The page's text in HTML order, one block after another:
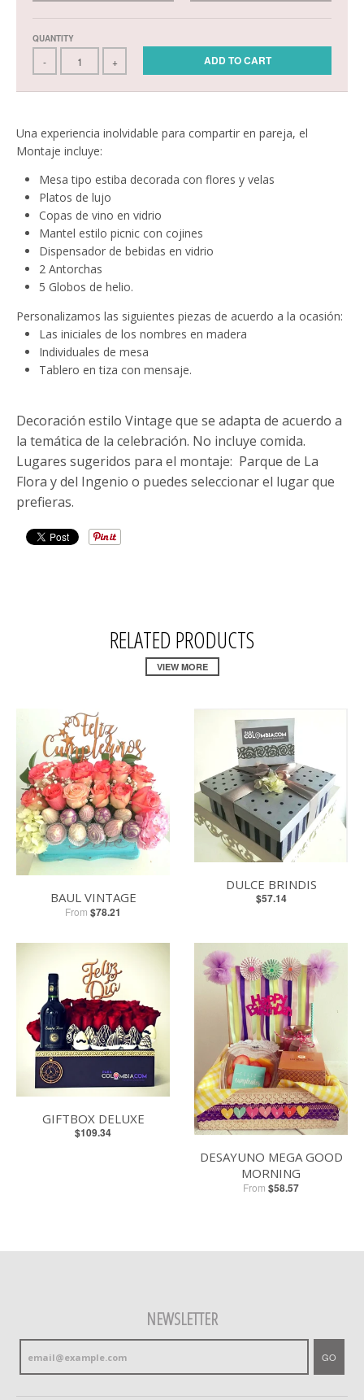
QUANTITY
- + ADD TO CART
Una experiencia inolvidable para compartir en pareja, el
Montaje incluye:
Mesa tipo estiba decorada con flores y velas
Platos de lujo
Copas de vino en vidrio
Mantel estilo picnic con cojines
Dispensador de bebidas en vidrio
2 Antorchas
5 Globos de helio.
Personalizamos las siguientes piezas de acuerdo a la ocasión:
Las iniciales de los nombres en madera
Individuales de mesa
Tablero en tiza con mensaje.
Decoración estilo Vintage que se adapta de acuerdo a
la temática de la celebración. No incluye comida.
Lugares sugeridos para el montaje: Parque de La
Flora y del Ingenio o puedes seleccionar el lugar que
prefieras.
RELATED PRODUCTS
VIEW MORE
BAUL VINTAGE
From $78.21
DULCE BRINDIS
$57.14
GIFTBOX DELUXE
$109.34
DESAYUNO MEGA GOOD
MORNING
From $58.57
NEWSLETTER
GO